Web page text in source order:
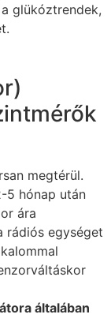
glükóztrendek,
megtérül.
5 hónap után
ára
rádiós egységet
általában